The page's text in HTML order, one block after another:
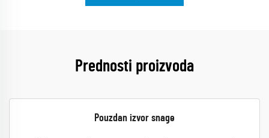
Prednosti proizvoda
Pouzdan izvor snage